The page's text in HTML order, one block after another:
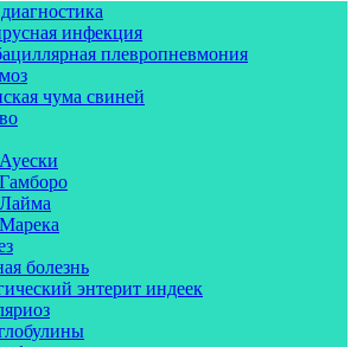
инфекция
плевропневмония
чума свиней
болезнь
энтерит индеек